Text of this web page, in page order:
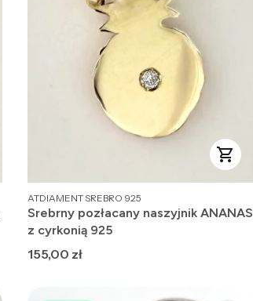
PRODUCENT
ATDIAMENT SREBRO 925
Srebrny pozłacany naszyjnik ANANAS
z cyrkonią 925
Cena
155,00 zł